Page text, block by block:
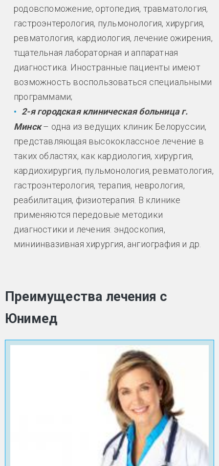
родовспоможение, ортопедия, травматология,
гастроэнтерология, пульмонология, хирургия,
ревматология, кардиология, лечение ожирения,
тщательная лабораторная и аппаратная
диагностика. Иностранные пациенты имеют
возможность воспользоваться специальными
программами;
2-я городская клиническая больница г.
Минск– одна из ведущих клиник Белоруссии,
представляющая высококлассное лечение в
таких областях, как кардиология, хирургия,
кардиохирургия, пульмонология, ревматология,
гастроэнтерология, терапия, неврология,
реабилитация, физиотерапия. В клинике
применяются передовые методики
диагностики и лечения: эндоскопия,
миниинвазивная хирургия, ангиография и др.
Преимущества лечения с
Юнимед